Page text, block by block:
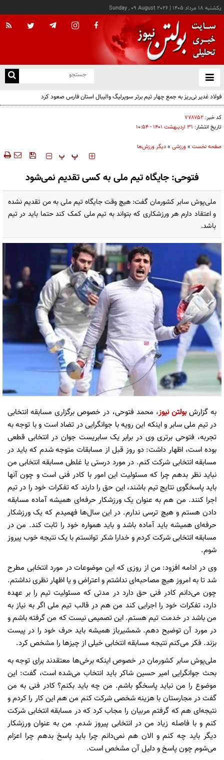
يکشنبه ۱۸ مرداد ۱۴۰۵ |
Sunday , 09 August 2026
باز
و
فولاد غدیر نی‌ریز به جمع چهار تیم برتر سوپرلیگ والیبال استان فارس صعود کرد
کد خبر: ۷۷۸۷۵۲
تاریخ انتشار: ۳۱ ارديبهشت ۱۴۰۱ - ۱۰:۵۴
صفحه نخست »ورزشی »دیگر ورزش‌ها
‍‍‍ پ پ
فتوحی: جایگاه تیم ملی به کسی تقدیم نمی‌شود
ملی‌پوش سابر کشورمان گفت: هیچ وقت جایگاه تیم ملی به من تقدیم نشده
و اعتقاد دارم هر ورزشکاری که بتواند به تیم ملی کمک کند حتما باید در تیم
باشد.
به گزارشبولتن نیوز، محمد فتوحی، در خصوص برگزاری مسابقه انتخابی
در تیم ملی سابر و اینکه این رویه با جوانگرایی در تضاد است و با توجه به
تجربه، فتوحی برتری وی در برابر یک سابریست جوان در انتخابی قطعی
بوده است، اظهار داشت: دو روز قبل از مسابقات متوجه شدم که باید در
مسابقه انتخابی شرکت کنم. در مورد درستی یا غلطی مسابقه انتخابی من
نباید نظر بدهم چرا که مسئولیت این امور با کادر فنی است و چون آنها
باید پاسخگوی نتایج تیم باشند، این حق را دارند که تفکرات خود را در تیم
اجرا کنند. من هم به عنوان یک ورزشکار حرفه‌ای همیشه آماده مسابقه
دادن هستم و هیچ ترسی ندارم. در این سال‌ها فهمیدم که یک ورزشکار
حرفه‌ای همیشه باید آماده باشد و باید همواره خود را ثابت کند. من در
مسابقه انتخابی شرکت کردم و خدارا شکر توانستم با یک نتیجه خوب پیروز
شوم.
وی در ادامه افزود: من از روزی که این موضوعات در مورد انتخابی مطرح
شد تا به امروز هیچ مصاحبه‌ای نداشتم و اعتراض و یا اظهار نظری نداشتم.
چون می‌دانم کادر فنی حق دارد در مدتی که مسئولیت تیم را بر عهده
دارد، تفکرات خود را اجرایی کند من هم در قالب تیم ملی اگر به نیاز به
من باشد در خدمت تیم هستم. این تصمیمی نیست که من گرفته باشم و
در مورد آن توضیح دهم. شمشیرباز همیشه باید حرف خود را در پیست
بزند. فکر می‌کنم نتیجه مسابقه انتخابی خیلی از چیزها را مشخص کرد.
ملی‌پوش سابر کشورمان در خصوص اینکه برخی‌ها معتقدند برای توجه به
بحث جوانگرایی امیر حسین شاکر باید انتخاب می‌شده است، گفت: این
موضوع را من نباید پاسخگو باشم. من چه باید بکنم؟ کادر فنی به من
گفت در مجارستان با هزینه شخصی شرکت کنم من هم این کار را کردم و
نتیجه‌ای هم که گرفتم مربیان را مجاب کرد که در مسابقه انتخابی شرکت
کنم و با فاصله زیاد من در انتخابی پیروز شدم. من به عنوان ورزشکار
دیگر باید چه کنم و الان هم نمی‌دانم چرا باید پاسخ بدهم چرا اعزام
می‌شوم چون پاسخ و دلیل آن مشخص است.